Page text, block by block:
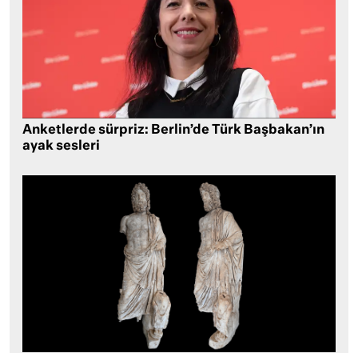
Anketlerde sürpriz: Berlin’de Türk Başbakan’ın
ayak sesleri